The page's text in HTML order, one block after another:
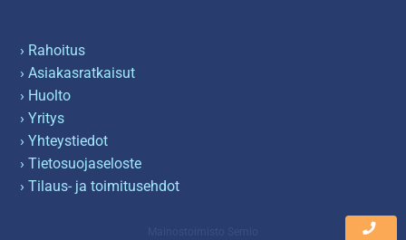
› Rahoitus
› Asiakasratkaisut
› Huolto
› Yritys
› Yhteystiedot
› Tietosuojaseloste
› Tilaus- ja toimitusehdot